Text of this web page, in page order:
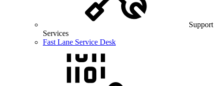
Support
Services
Fast Lane Service Desk